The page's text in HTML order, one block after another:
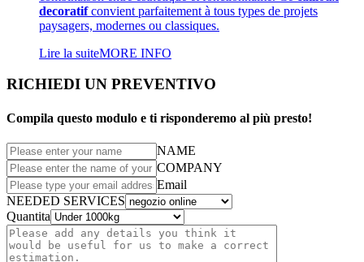
decoratifconvient parfaitement à tous types de projets
paysagers, modernes ou classiques.
Lire la suiteMORE INFO
RICHIEDI UN PREVENTIVO
Compila questo modulo e ti risponderemo al più presto!
NAME
COMPANY
Email
NEEDED SERVICES
Quantita